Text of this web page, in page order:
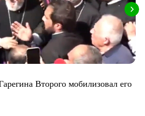
Второго мобилизовал его